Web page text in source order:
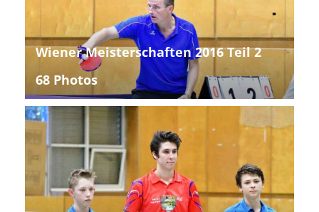
Wiener Meisterschaften 2016 Teil 2
68 Photos